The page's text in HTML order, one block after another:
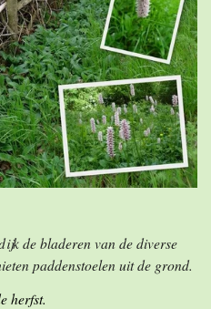
de bladeren van de diverse
paddenstoelen uit de grond.
herfst.